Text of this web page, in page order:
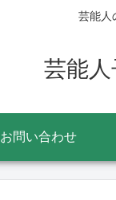
芸能人
芸能
お問い合わせ